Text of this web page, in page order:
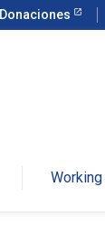
Donaciones
Working